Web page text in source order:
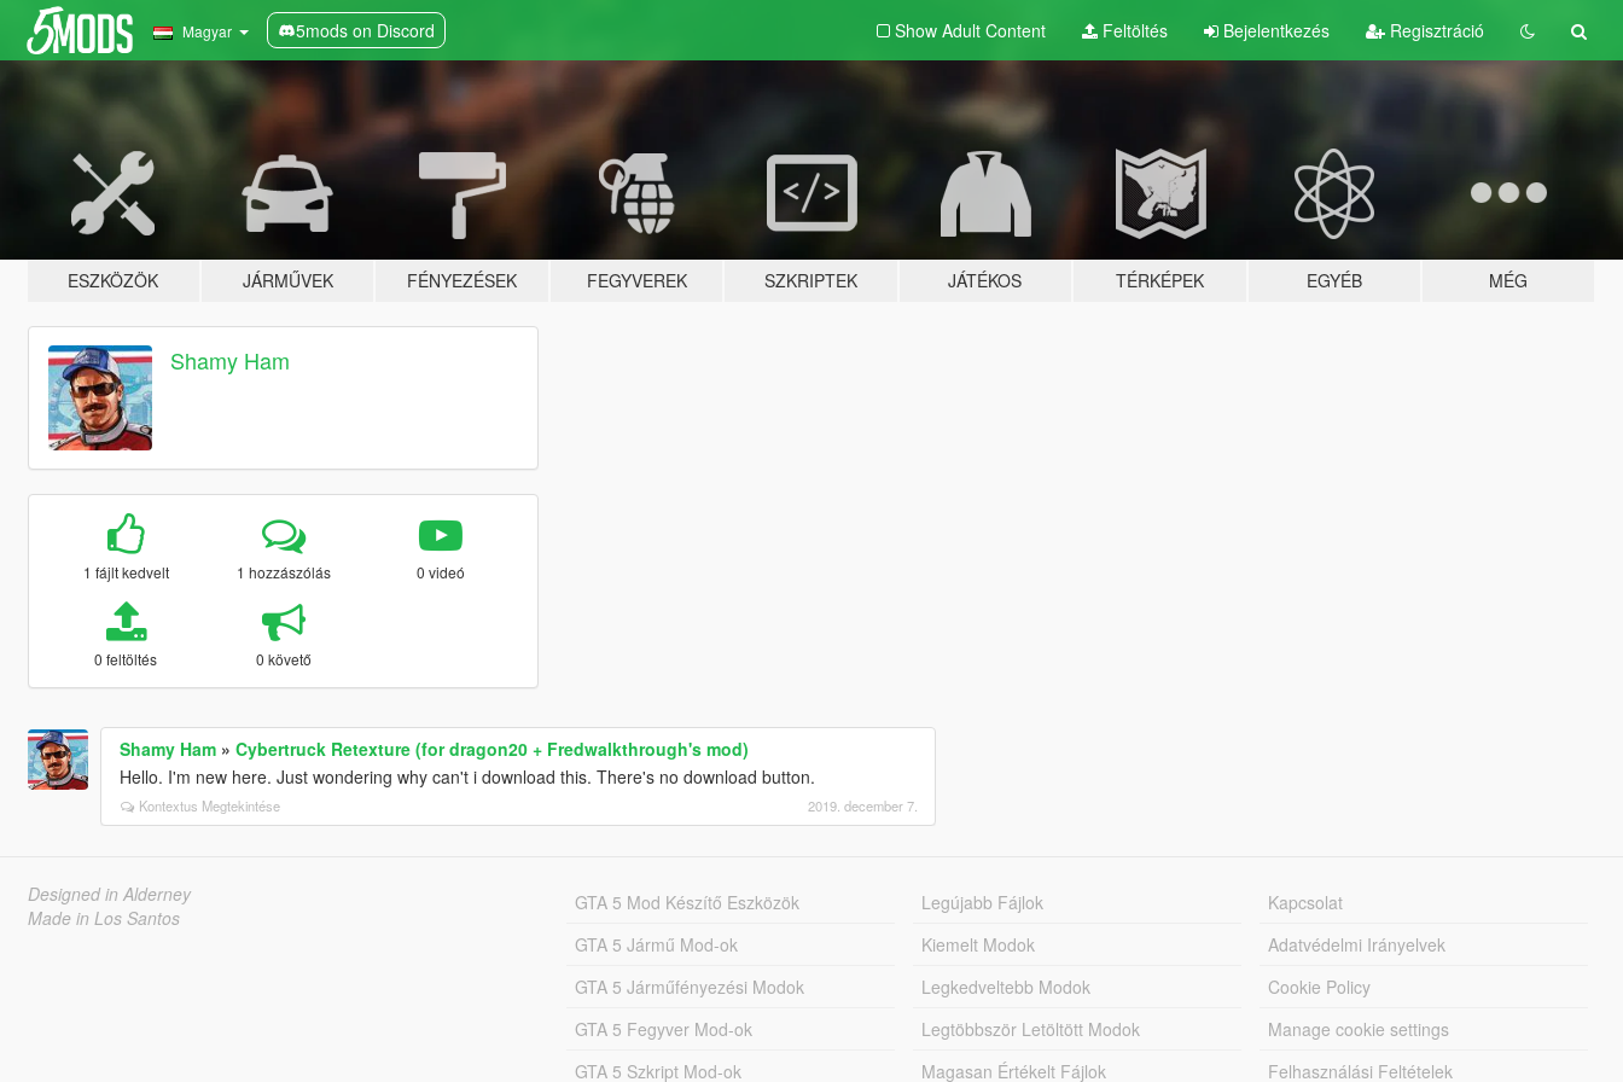
Magyar 5mods on Discord Show Adult Content Feltöltés Bejelentkezés Regisztráció
ESZKÖZÖK JÁRMŰVEK FÉNYEZÉSEK FEGYVEREK SZKRIPTEK JÁTÉKOS TÉRKÉPEK EGYÉB MÉG
Shamy Ham
1 fájlt kedvelt 1 hozzászólás 0 videó
0 feltöltés 0 követő
Shamy Ham» Cybertruck Retexture (for dragon20 + Fredwalkthrough's mod)
Hello. I'm new here. Just wondering why can't i download this. There's no download button.
Kontextus Megtekintése 2019. december 7.
Designed in Alderney
Made in Los Santos
GTA 5 Mod Készítő Eszközök
GTA 5 Jármű Mod-ok
GTA 5 Járműfényezési Modok
GTA 5 Fegyver Mod-ok
GTA 5 Szkript Mod-ok
Legújabb Fájlok
Kiemelt Modok
Legkedveltebb Modok
Legtöbbször Letöltött Modok
Magasan Értékelt Fájlok
Kapcsolat
Adatvédelmi Irányelvek
Cookie Policy
Manage cookie settings
Felhasználási Feltételek